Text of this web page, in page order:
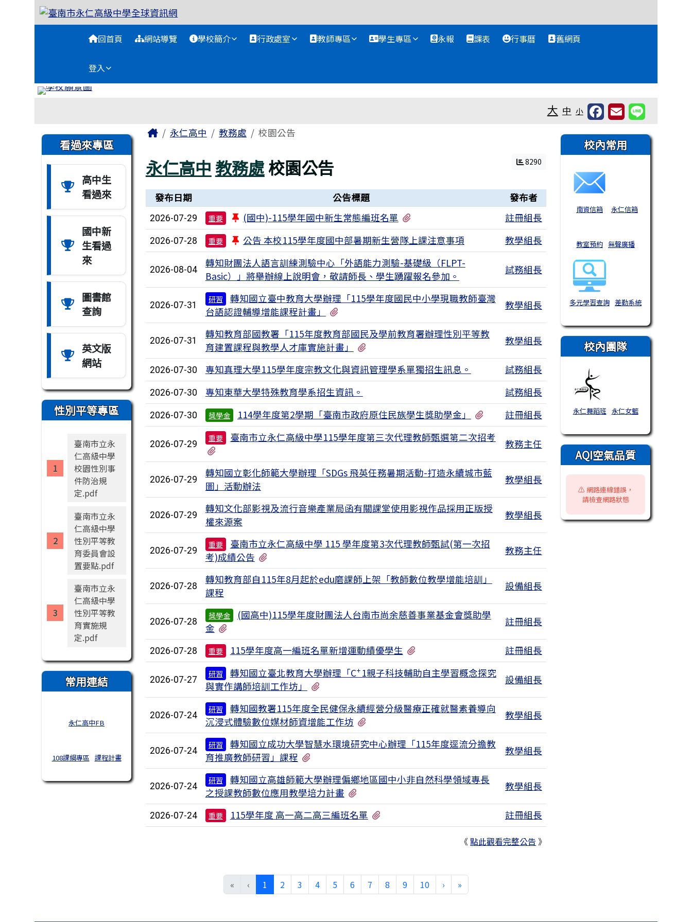
跳至主內容區
臺南市永仁高級中學全球資訊網
回首頁 網站導覽 學校簡介 行政處室 教師專區 學生專區 永報 課表 行事曆 舊網頁
登入
大 中 小
左邊區域內容
看過來專區
高中生
看過來
國中新
生看過
來
圖書館
查詢
英文版
網站
性別平等專區
臺南市立永
仁高級中學
校園性別事
件防治規
定.pdf
臺南市立永
仁高級中學
性別平等教
育委員會設
置要點.pdf
臺南市立永
仁高級中學
性別平等教
育實施規
定.pdf
常用連結
永仁高中FB
108課綱專區 課程計畫
主內容區域
Home永仁高中 教務處 校園公告
永仁高中 教務處校園公告 8290
新聞列表
發布日期 公告標題 發布者
2026-07-29 重要 (國中)-115學年國中新生常態編班名單 註冊組長
2026-07-28 重要 公告 本校115學年度國中部暑期新生營隊上課注意事項 教學組長
2026-08-04
轉知財團法人語言訓練測驗中心「外語能力測驗-基礎級（FLPT-
Basic）」將舉辦線上說明會，敬請師長、學生踴躍報名參加。
試務組長
2026-07-31
研習
轉知國立臺中教育大學辦理「115學年度國民中小學現職教師臺灣
台語認證輔導增能課程計畫」
教學組長
2026-07-31
轉知教育部國教署「115年度教育部國民及學前教育署辦理性別平等教
育建置課程與教學人才庫實施計畫」
教學組長
2026-07-30 專知真理大學115學年度宗教文化與資訊管理學系單獨招生訊息。 試務組長
2026-07-30 專知東華大學特殊教育學系招生資訊。 試務組長
2026-07-30 獎學金 114學年度第2學期「臺南市政府原住民族學生獎助學金」 有1個附檔
註冊組長
2026-07-29
重要
臺南市立永仁高級中學115學年度第三次代理教師甄選第二次招考
教務主任
2026-07-29
轉知國立彰化師範大學辦理「SDGs 飛英任務暑期活動-打造永續城市藍
圖」活動辦法
教學組長
2026-07-29
轉知文化部影視及流行音樂產業局函有關課堂使用影視作品採用正版授
權來源案
教學組長
2026-07-29
重要
臺南市立永仁高級中學 115 學年度第3次代理教師甄試(第一次招
考)成績公告
教務主任
2026-07-28
轉知教育部自115年8月起於edu磨課師上架「教師數位教學增能培訓」
課程
設備組長
2026-07-28
獎學金
(國高中)115學年度財團法人台南市尚余慈善事業基金會獎助學
金
註冊組長
2026-07-28 重要 115學年度高一編班名單新增運動績優學生 註冊組長
2026-07-27
研習
轉知國立臺北教育大學辦理「C⁺1親子科技輔助自主學習概念探究
與實作講師培訓工作坊」
設備組長
2026-07-24
研習
轉知國教署115年度全民健保永續經營分級醫療正確就醫素養導向
沉浸式體驗數位媒材師資增能工作坊
教學組長
2026-07-24
研習
轉知國立成功大學智慧水環境研究中心辦理「115年度逕流分擔教
育推廣教師研習」課程
教學組長
2026-07-24
研習
轉知國立高雄師範大學辦理偏鄉地區國中小非自然科學領域專長
之授課教師數位應用教學培力計畫
教學組長
2026-07-24 重要 115學年度 高一高二高三編班名單 註冊組長
《點此觀看完整公告 》
« ‹ 1 (目前頁次)
2 3 4 5 6 7 8 9 10 › 下一頁
»
右邊區域內容
校內常用
南資信箱 永仁信箱
教室預約 無聲廣播
多元學習查詢 差勤系統
校內團隊
永仁舞蹈班 永仁女籃
AQI空氣品質
⚠️ 網路連線錯誤，
請檢查網路狀態
頁尾區域